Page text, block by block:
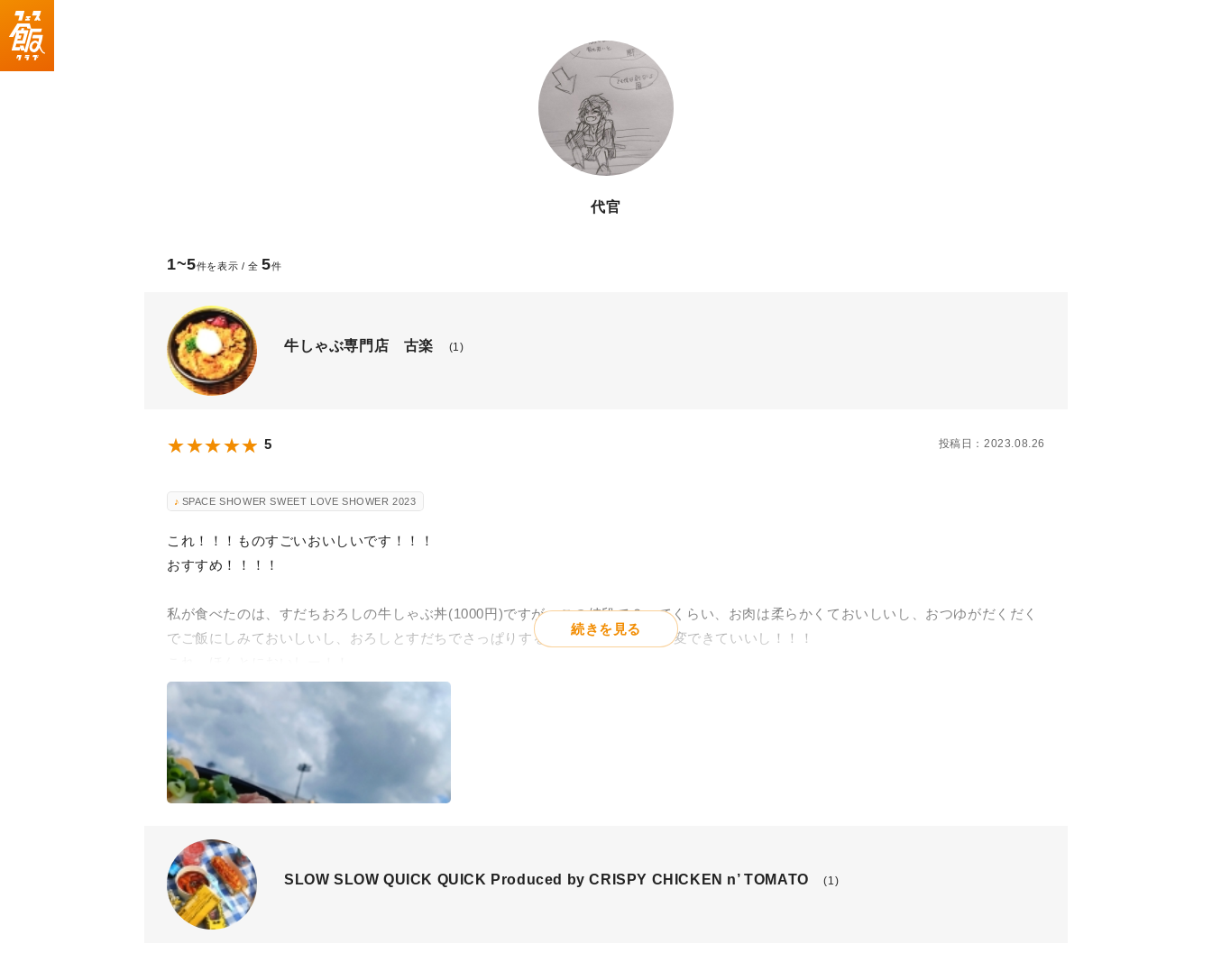
代官
1~5件を表示 / 全5件
牛しゃぶ専門店 古楽 (1)
5 投稿日：2023.08.26
SPACE SHOWER SWEET LOVE SHOWER 2023
これ！！！ものすごいおいしいです！！！
おすすめ！！！！
私が食べたのは、すだちおろしの牛しゃぶ丼(1000円)ですが、この値段で？ってくらい、お肉は柔らかくておいしいし、おつゆがだくだく
でご飯にしみておいしいし、おろしとすだちでさっぱりするし、隠しお漬物で味変できていいし！！！
少しだけ待ち時間があるけど、それだけ丁寧なのだから、待ってよかったって思える。
ハラミ丼も気になるなあー
続きを見る
SLOW SLOW QUICK QUICK Produced by CRISPY CHICKEN n’ TOMATO (1)